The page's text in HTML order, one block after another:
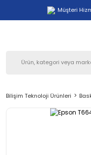
Müşteri
Bilişim Teknoloji Ürünleri